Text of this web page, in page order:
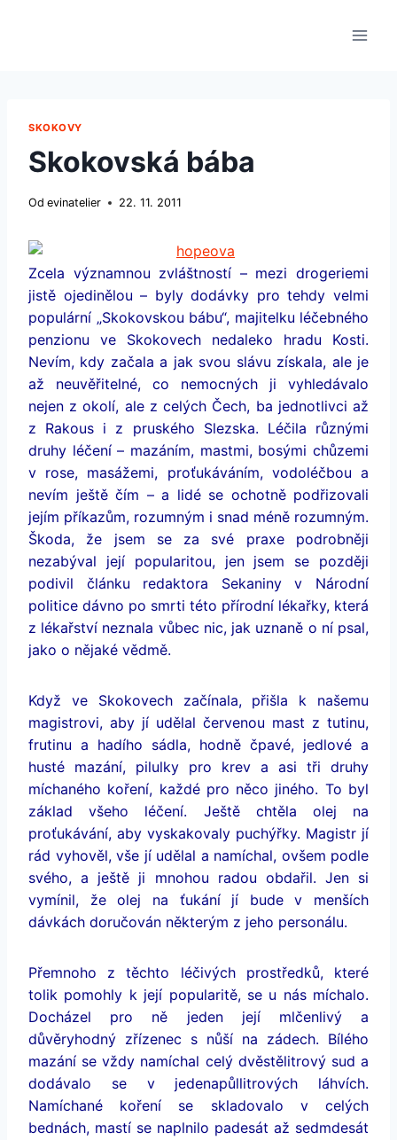
SKOKOVY
Skokovská bába
Od evinatelier 22. 11. 2011
Zcela významnou zvláštností – mezi drogeriemi
jistě ojedinělou – byly dodávky pro tehdy velmi
populární „Skokovskou bábu“, majitelku léčebného
penzionu ve Skokovech nedaleko hradu Kosti.
Nevím, kdy začala a jak svou slávu získala, ale je
až neuvěřitelné, co nemocných ji vyhledávalo
nejen z okolí, ale z celých Čech, ba jednotlivci až
z Rakous i z pruského Slezska. Léčila různými
druhy léčení – mazáním, mastmi, bosými chůzemi
v rose, masážemi, proťukáváním, vodoléčbou a
nevím ještě čím – a lidé se ochotně podřizovali
jejím příkazům, rozumným i snad méně rozumným.
Škoda, že jsem se za své praxe podrobněji
nezabýval její popularitou, jen jsem se později
podivil článku redaktora Sekaniny v Národní
politice dávno po smrti této přírodní lékařky, která
z lékařství neznala vůbec nic, jak uznaně o ní psal,
jako o nějaké vědmě.
Když ve Skokovech začínala, přišla k našemu
magistrovi, aby jí udělal červenou mast z tutinu,
frutinu a hadího sádla, hodně čpavé, jedlové a
husté mazání, pilulky pro krev a asi tři druhy
míchaného koření, každé pro něco jiného. To byl
základ všeho léčení. Ještě chtěla olej na
proťukávání, aby vyskakovaly puchýřky. Magistr jí
rád vyhověl, vše jí udělal a namíchal, ovšem podle
svého, a ještě ji mnohou radou obdařil. Jen si
vymínil, že olej na ťukání jí bude v menších
dávkách doručován některým z jeho personálu.
Přemnoho z těchto léčivých prostředků, které
tolik pomohly k její popularitě, se u nás míchalo.
Docházel pro ně jeden její mlčenlivý a
důvěryhodný zřízenec s nůší na zádech. Bílého
mazání se vždy namíchal celý dvěstělitrový sud a
dodávalo se v jedenapůllitrových láhvích.
Namíchané koření se skladovalo v celých
bednách, mastí se naplnilo padesát až sedmdesát